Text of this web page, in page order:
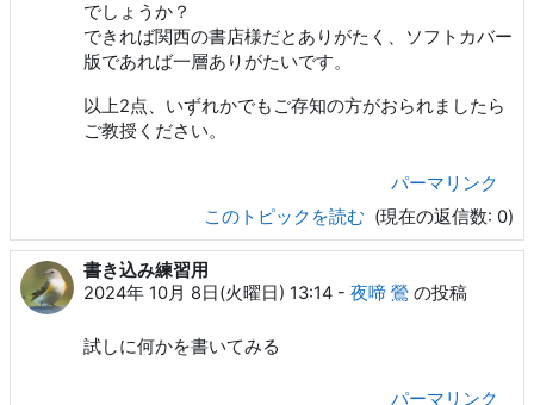
でしょうか？
できれば関西の書店様だとありがたく、ソフトカバー
版であれば一層ありがたいです。
以上2点、いずれかでもご存知の方がおられましたら
ご教授ください。
パーマリンク
このトピックを読む (現在の返信数: 0)
書き込み練習用
2024年 10月 8日(火曜日) 13:14 - 夜啼 鶯 の投稿
試しに何かを書いてみる
パーマリンク